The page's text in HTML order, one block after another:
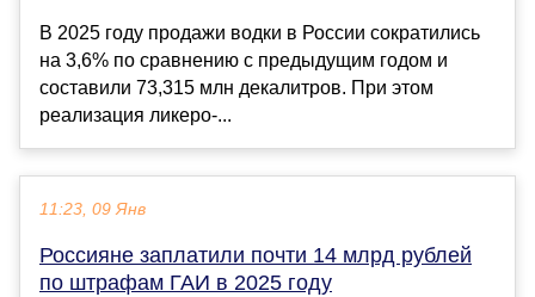
В 2025 году продажи водки в России сократились
на 3,6% по сравнению с предыдущим годом и
составили 73,315 млн декалитров. При этом
реализация ликеро-...
11:23, 09 Янв
Россияне заплатили почти 14 млрд рублей
по штрафам ГАИ в 2025 году